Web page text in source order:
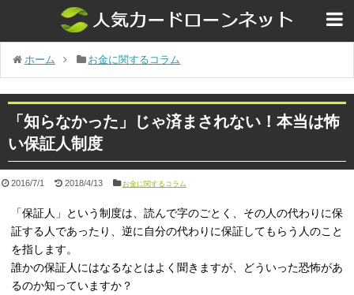
ホーム お金に関するコラム
「知らなかった」じゃ済まされない！本当は怖
い保証人制度
2016/7/1 2018/4/13 お金に関するコラム
「保証人」という制度は、読んで字のごとく、その人の代わりに保
証する人であったり、逆に自分の代わりに保証してもらう人のこと
を指します。
誰かの保証人にはなるなとはよく聞きますが、どういった恐怖があ
るのか知っていますか？